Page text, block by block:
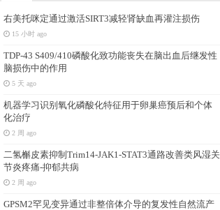
右美托咪定通过激活SIRT3减轻肾缺血再灌注损伤
15 小时 ago
TDP-43 S409/410磷酸化致功能丧失在脑出血后继发性
脑损伤中的作用
5 天 ago
机器学习识别氧化磷酸化特征用于卵巢癌预后和个体
化治疗
2 周 ago
二氢槲皮素抑制Trim14-JAK1-STAT3通路改善类风湿关
节炎疼痛-抑郁共病
2 周 ago
GPSM2罕见变异通过非整倍体介导的复发性自然流产